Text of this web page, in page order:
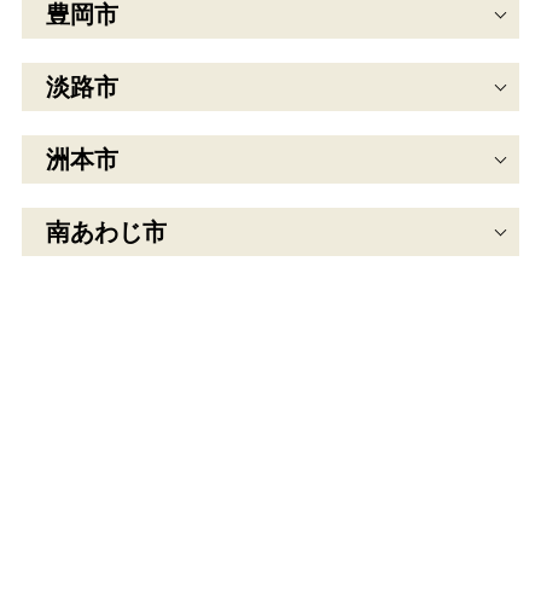
豊岡市
淡路市
洲本市
南あわじ市